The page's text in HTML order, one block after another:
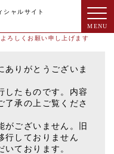
シャルサイト
ろしくお願い申し上げます
ありがとうございま
したものです。内容
了承の上ご覧くださ
がございません。旧
行しておりません
ております。